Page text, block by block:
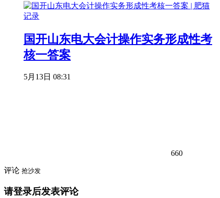
国开山东电大会计操作实务形成性考
核一答案
5月13日 08:31
660
评论 抢沙发
请登录后发表评论